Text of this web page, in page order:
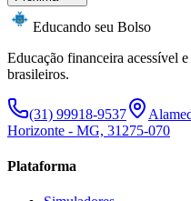
Educando seu Bolso
Educação financeira acessível
brasileiros.
(31) 99918-9537
Horizonte - MG, 31275-070
Plataforma